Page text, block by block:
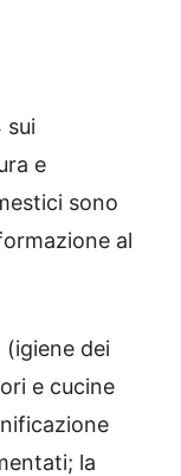
sui
e
sono
al
dei
e cucine
la